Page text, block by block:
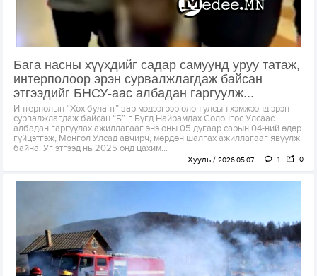
Бага насны хүүхдийг садар самуунд уруу татаж,
интерполоор эрэн сурвалжлагдаж байсан
этгээдийг БНСУ-аас албадан гаргуулж...
Интерполын “Хөх булант” зар мэдээгээр олон улсын хэмжээнд эрэн
сурвалжлагдаж байсан “Б”-г Бүгд Найрамдах Солонгос Улсаас
албадан гаргуулах ажиллагааг энэ оны 05 дугаар сарын 04-ний өдөр
гүйцэтгэж, Монгол Улсад авчирч, мөрдөн шалгах ажиллагааг явуулж
байна. Уг этгээд нь 2025 онд цахим...
Хууль 2026.05.07 1 0